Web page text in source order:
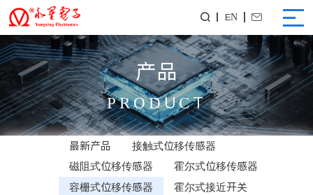
 EN 
产品
PRODUCT
最新产品
接触式位移传感器
磁阻式位移传感器
霍尔式位移传感器
容栅式位移传感器
霍尔式接近开关